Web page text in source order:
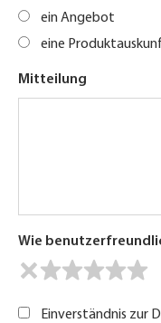
ein Angebot
eine
Mitteilung
Wie
Einverständnis zur